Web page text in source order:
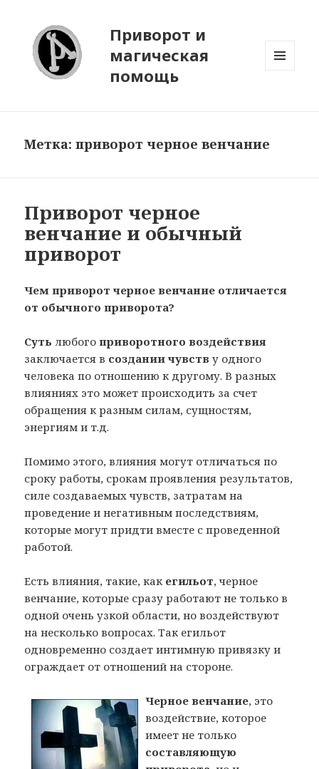
Приворот и
магическая
помощь
Метка:приворот черное венчание
Приворот черное
венчание и обычный
приворот
Чем приворот черное венчание отличается
от обычного приворота?
Суть любогоприворотного воздействия
заключается в создании чувств у одного
человека по отношению к другому. В разных
влияниях это может происходить за счет
обращения к разным силам, сущностям,
энергиям и т.д.
Помимо этого, влияния могут отличаться по
сроку работы, срокам проявления результатов,
силе создаваемых чувств, затратам на
проведение и негативным последствиям,
которые могут придти вместе с проведенной
работой.
Есть влияния, такие, как егильот, черное
венчание, которые сразу работают не только в
одной очень узкой области, но воздействуют
на несколько вопросах. Так егильот
одновременно создает интимную привязку и
ограждает от отношений на стороне.
Черное венчание, это
воздействие, которое
имеет не только
составляющую